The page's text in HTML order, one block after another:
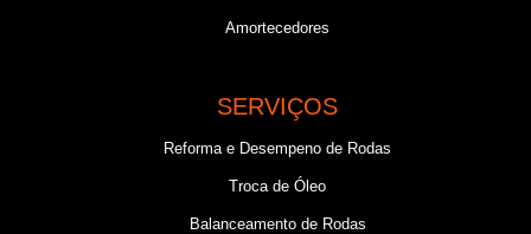
Amortecedores
SERVIÇOS
Reforma e Desempeno de Rodas
Troca de Óleo
Balanceamento de Rodas